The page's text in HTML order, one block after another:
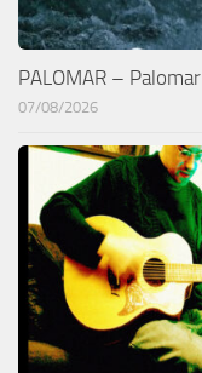
PALOMAR – Palomar
07/08/2026